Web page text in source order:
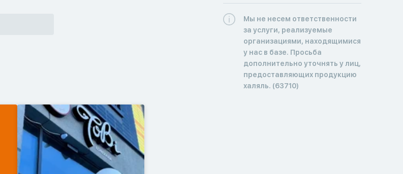
Мы не несем ответственности
за услуги, реализуемые
организациями, находящимися
у нас в базе. Просьба
дополнительно уточнять у лиц,
предоставляющих продукцию
халяль. (63710)